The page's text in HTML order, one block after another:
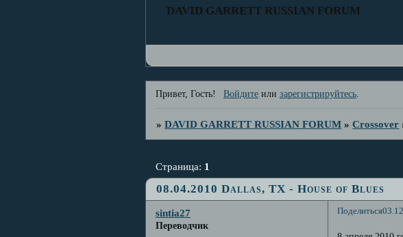
DAVID GARRETT RUSSIAN FORUM
Привет, Гость! Войдитеили зарегистрируйтесь.
»DAVID GARRETT RUSSIAN FORUM »Crossover
08.04.2010 Dallas, TX - House of Blues
Страница: 1
Поделиться
sintia27
Переводчик